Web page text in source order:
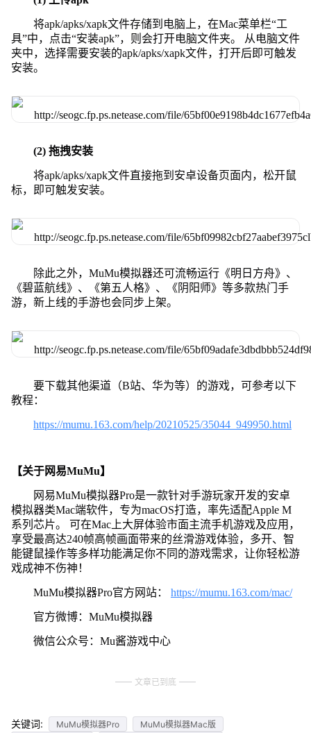
将apk/apks/xapk文件存储到电脑上，在Mac菜单栏“工
具”中，点击“安装apk”，则会打开电脑文件夹。 从电脑文件
夹中，选择需要安装的apk/apks/xapk文件，打开后即可触发
安装。
(2) 拖拽安装
将apk/apks/xapk文件直接拖到安卓设备页面内，松开鼠
标，即可触发安装。
除此之外，MuMu模拟器还可流畅运行《明日方舟》、
《碧蓝航线》、《第五人格》、《阴阳师》等多款热门手
游，新上线的手游也会同步上架。
要下载其他渠道（B站、华为等）的游戏，可参考以下
教程：
https://mumu.163.com/help/20210525/35044_949950.html
【关于网易MuMu】
网易MuMu模拟器Pro是一款针对手游玩家开发的安卓
模拟器类Mac端软件，专为macOS打造，率先适配Apple M
系列芯片。 可在Mac上大屏体验市面主流手机游戏及应用，
享受最高达240帧高帧画面带来的丝滑游戏体验，多开、智
能键鼠操作等多样功能满足你不同的游戏需求，让你轻松游
戏成神不伤神！
MuMu模拟器Pro官方网站： https://mumu.163.com/mac/
官方微博：MuMu模拟器
微信公众号：Mu酱游戏中心
文章已到底
关键词: MuMu模拟器Pro
MuMu模拟器Mac版